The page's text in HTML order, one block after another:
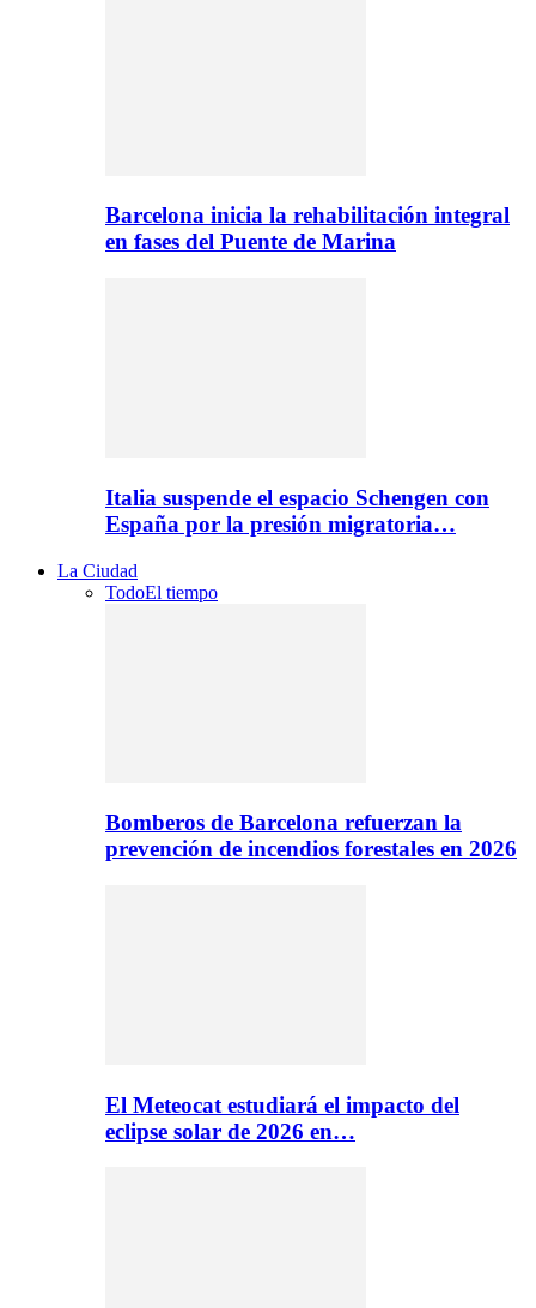
Barcelona inicia la rehabilitación integral
en fases del Puente de Marina
Italia suspende el espacio Schengen con
España por la presión migratoria…
La Ciudad
TodoEl tiempo
Bomberos de Barcelona refuerzan la
prevención de incendios forestales en 2026
El Meteocat estudiará el impacto del
eclipse solar de 2026 en…